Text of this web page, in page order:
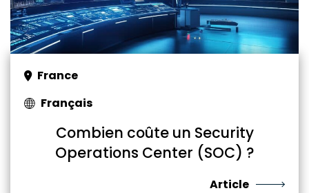
France
Français
Combien coûte un Security
Operations Center (SOC) ?
Article